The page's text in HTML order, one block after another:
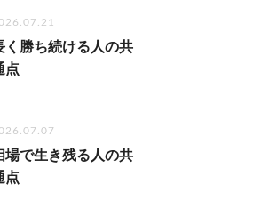
く勝ち続ける人の共
点
場で生き残る人の共
点